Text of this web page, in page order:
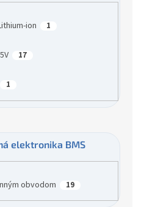
ion 1
17
1
elektronika BMS
obvodom 19